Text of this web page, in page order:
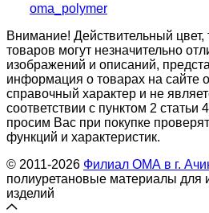
oma_polymer
Внимание! Действительный цвет,
товаров могут незначительно
изображений и описаний,
информация о товарах на сайте
справочный характер и не
соответствии с пунктом 2
просим Вас при покупке
функций и характеристик.
© 2011-2026 Филиал ОМА в г.
полиуретановые материалы для
изделий